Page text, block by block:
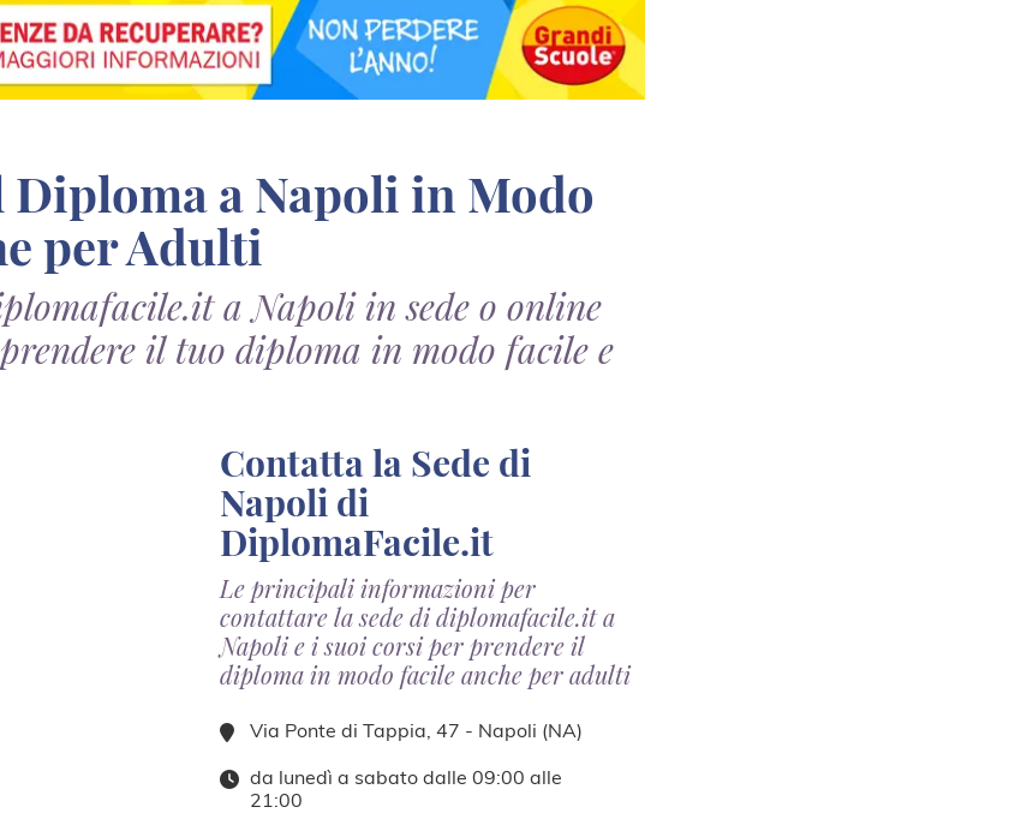
per Adulti
a Napoli in sede o online
il tuo diploma in modo facile e
Contatta la Sede di
Napoli di
DiplomaFacile.it
Le principali informazioni per
contattare la sede di diplomafacile.it a
Napoli e i suoi corsi per prendere il
diploma in modo facile anche per adulti
Via Ponte di Tappia, 47 - Napoli (NA)
da lunedì a sabato dalle 09:00 alle
21:00